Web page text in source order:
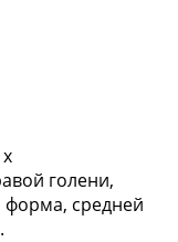
голени,
форма, средней